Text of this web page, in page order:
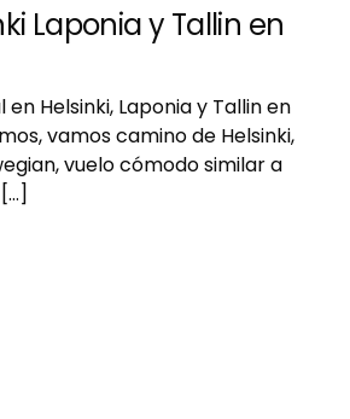
Laponia y Tallin en
en Helsinki, Laponia y Tallin en
vamos camino de Helsinki,
vuelo cómodo similar a